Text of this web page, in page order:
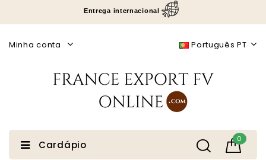
Entrega internacional
Português PT
Minha conta
0
Cardápio